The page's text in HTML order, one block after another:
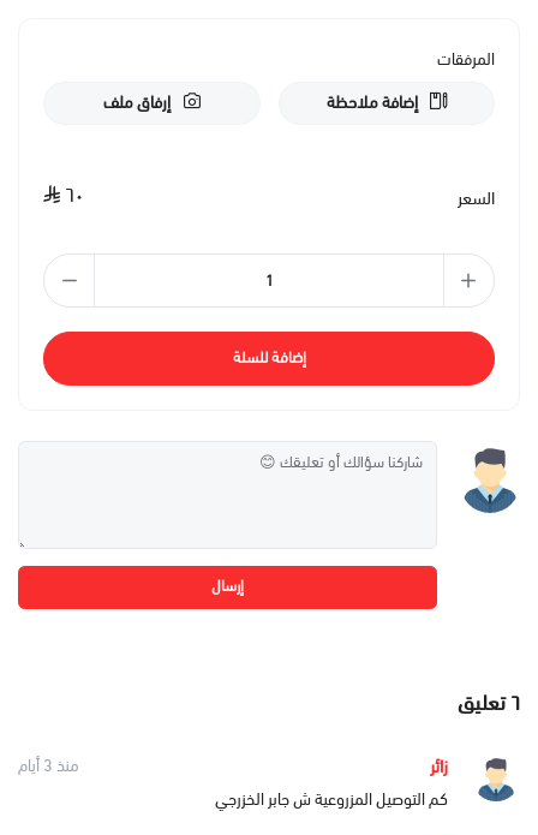
المرفقات
إضافة ملاحظة
إرفاق ملف
السعر ٦٠
إضافة للسلة
إرسال
٦تعليق
زائر
منذ 3 أيام
كم التوصيل المزروعية ش جابر الخزرجي